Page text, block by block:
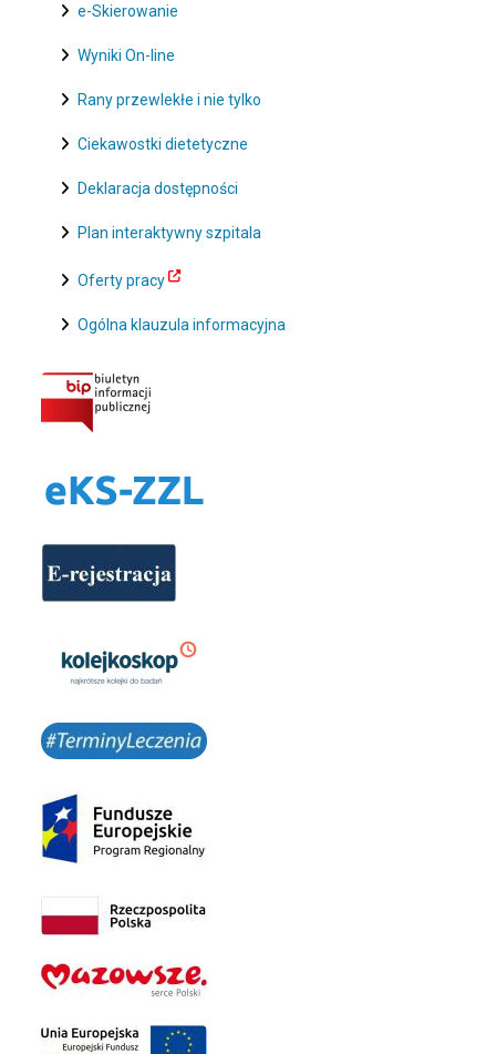
e-Skierowanie
Wyniki On-line
Rany przewlekłe i nie tylko
Ciekawostki dietetyczne
Deklaracja dostępności
Plan interaktywny szpitala
Oferty pracy
Ogólna klauzula informacyjna